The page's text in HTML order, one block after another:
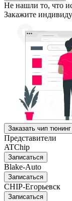
Не нашли то, что
Закажите
Заказать чип тюнинг
Представители
ATChip
Записаться
Blake-Auto
Записаться
CHIP-Егорьевск
Записаться